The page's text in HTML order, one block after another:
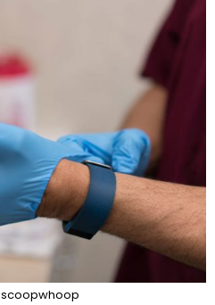
scoopwhoop